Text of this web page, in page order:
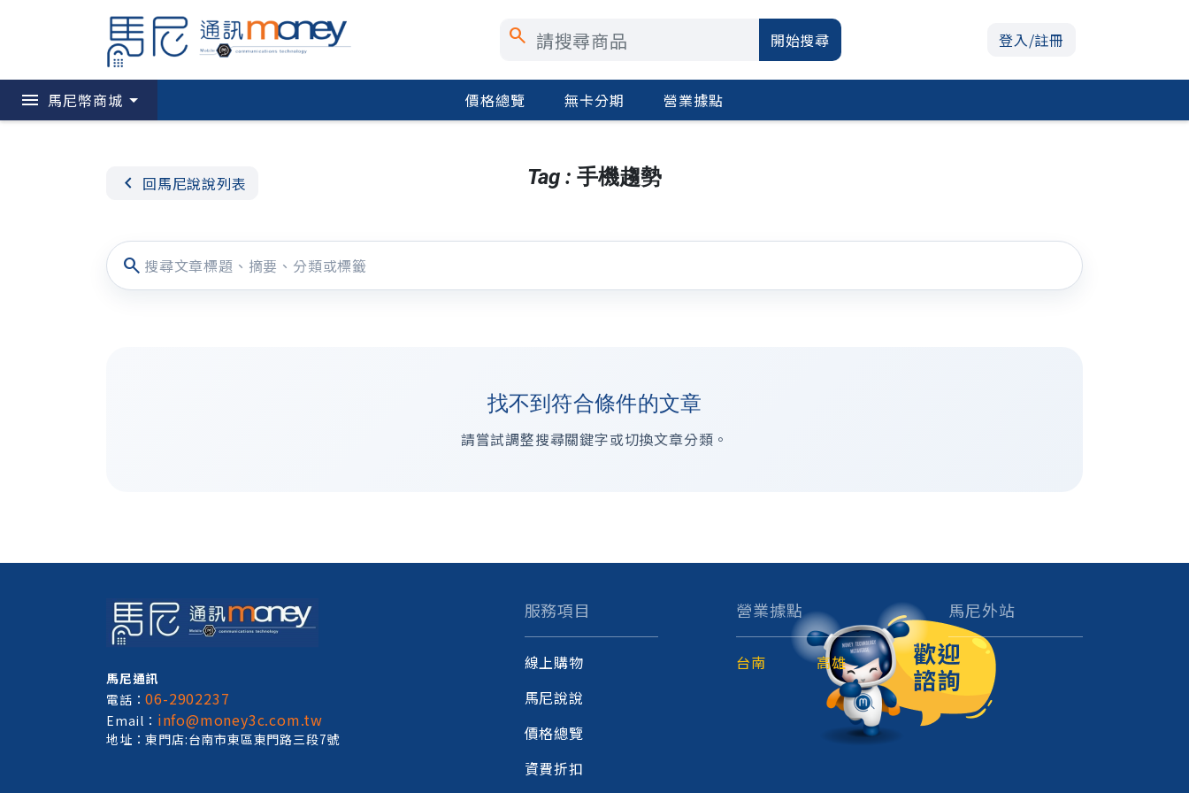
search 開始搜尋 登入/註冊
menu 馬尼幣商城 價格總覽 無卡分期 營業據點
chevron_left 回馬尼說說列表 Tag : 手機趨勢
search
找不到符合條件的文章
請嘗試調整搜尋關鍵字或切換文章分類。
馬尼通訊
電話：06-2902237
Email： info@money3c.com.tw
地址：東門店:台南市東區東門路三段7號
服務項目
線上購物
馬尼說說
價格總覽
資費折扣
營業據點
台南 高雄
馬尼外站